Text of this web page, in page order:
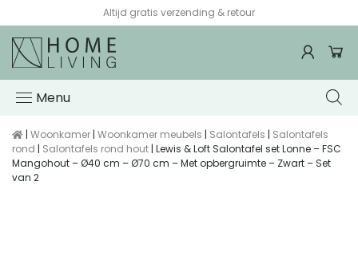
Altijd gratis verzending & retour
Menu
| Woonkamer | Woonkamer meubels | Salontafels | Salontafels
rond | Salontafels rond hout | Lewis & Loft Salontafel set Lonne – FSC
Mangohout – Ø40 cm – Ø70 cm – Met opbergruimte – Zwart – Set
van 2